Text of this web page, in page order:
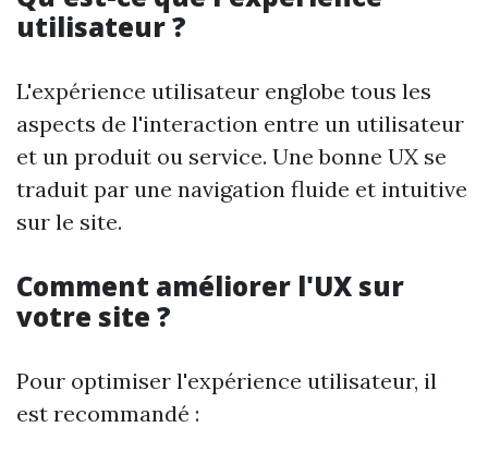
utilisateur ?
L'expérience utilisateur englobe tous les
aspects de l'interaction entre un utilisateur
et un produit ou service. Une bonne UX se
traduit par une navigation fluide et intuitive
sur le site.
Comment améliorer l'UX sur
votre site ?
Pour optimiser l'expérience utilisateur, il
est recommandé :